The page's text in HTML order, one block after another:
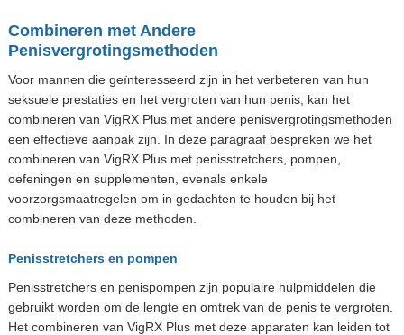
Combineren met Andere
Penisvergrotingsmethoden
Voor mannen die geïnteresseerd zijn in het verbeteren van hun
seksuele prestaties en het vergroten van hun penis, kan het
combineren van VigRX Plus met andere penisvergrotingsmethoden
een effectieve aanpak zijn. In deze paragraaf bespreken we het
combineren van VigRX Plus met penisstretchers, pompen,
oefeningen en supplementen, evenals enkele
voorzorgsmaatregelen om in gedachten te houden bij het
combineren van deze methoden.
Penisstretchers en pompen
Penisstretchers en penispompen zijn populaire hulpmiddelen die
gebruikt worden om de lengte en omtrek van de penis te vergroten.
Het combineren van VigRX Plus met deze apparaten kan leiden tot